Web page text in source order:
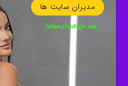
مدیران سایت ها